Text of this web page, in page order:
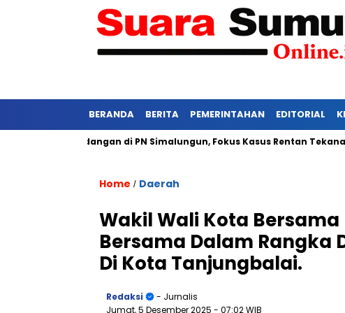
BERANDA BERITA PEMERINTAHAN EDITORIAL
Persidangan di PN Simalungun, Fokus Kasus Rentan Tekanan
Home / Daerah
Wakil Wali Kota
Bersama Dalam Rangka
Di Kota Tanjungbalai.
Redaksi
- Jurnalis
Jumat, 5 Desember 2025 - 07:02 WIB